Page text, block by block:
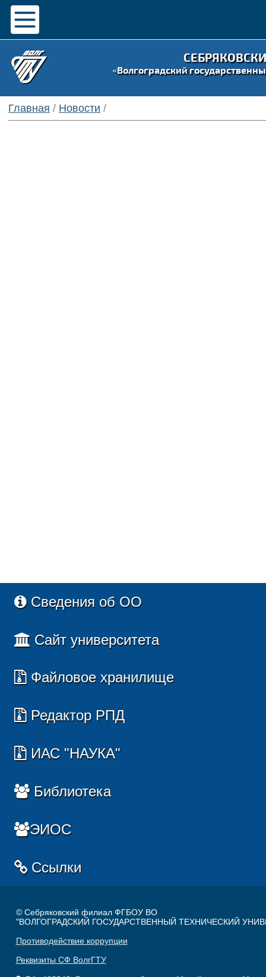
«Волгоградский
Главная / Новости /
Сведения об ОО
Сайт университета
Файловое хранилище
Редактор РПД
ИАС "НАУКА"
Библиотека
ЭИОС
Ссылки
© Себряковский филиал ФГБОУ ВО
"ВОЛГОГРАДСКИЙ ГОСУДАРСТВЕННЫЙ ТЕХНИЧЕСКИЙ
Противодействие коррупции
Реквизиты СФ ВолгГТУ